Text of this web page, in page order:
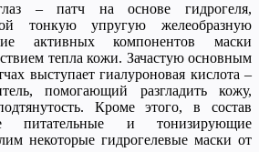
– патч на основе гидрогеля,
тонкую упругую желеобразную
активных компонентов маски
тепла кожи. Зачастую основным
выступает гиалуроновая кислота –
помогающий разгладить кожу,
Кроме этого, в состав
питательные и тонизирующие
некоторые гидрогелевые маски от